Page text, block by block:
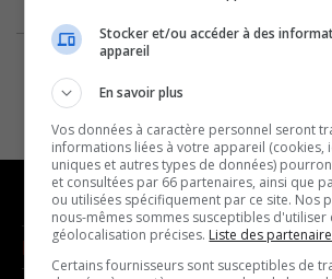
NOUVELLES
Stocker et/ou accéder à des
appareil
En savoir plus
Vos données à caractère personnel seront
informations liées à votre appareil (cookies,
uniques et autres types de données)
et consultées par 66 partenaires, ainsi que
ou utilisées spécifiquement par ce site. Nos
nous-mêmes sommes susceptibles d'utiliser
géolocalisation précises. Liste des
Certains fournisseurs sont susceptibles de